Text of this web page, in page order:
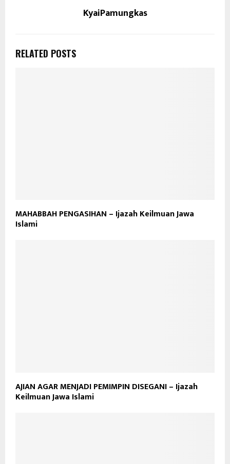
KyaiPamungkas
RELATED POSTS
MAHABBAH PENGASIHAN – Ijazah Keilmuan Jawa
Islami
AJIAN AGAR MENJADI PEMIMPIN DISEGANI – Ijazah
Keilmuan Jawa Islami